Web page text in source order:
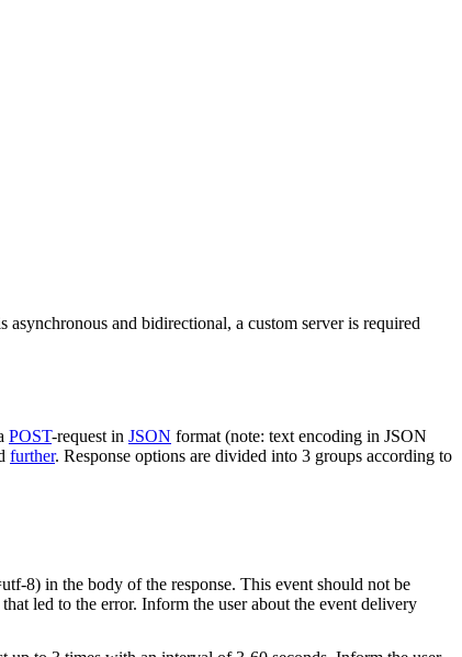
asynchronous and bidirectional, a custom server is required
POST-request in JSON format (note: text encoding in JSON
further. Response options are divided into 3 groups according to
8) in the body of the response. This event should not be
led to the error. Inform the user about the event delivery